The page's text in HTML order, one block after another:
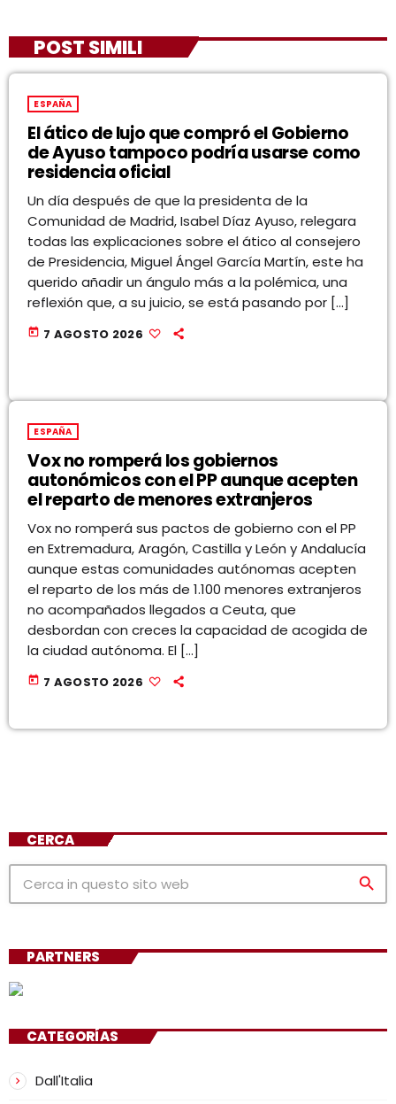
POST SIMILI
ESPAÑA
El ático de lujo que compró el Gobierno
de Ayuso tampoco podría usarse como
residencia oficial
Un día después de que la presidenta de la
Comunidad de Madrid, Isabel Díaz Ayuso, relegara
todas las explicaciones sobre el ático al consejero
de Presidencia, Miguel Ángel García Martín, este ha
querido añadir un ángulo más a la polémica, una
reflexión que, a su juicio, se está pasando por […]
today 7 AGOSTO 2026
ESPAÑA
Vox no romperá los gobiernos
autonómicos con el PP aunque acepten
el reparto de menores extranjeros
Vox no romperá sus pactos de gobierno con el PP
en Extremadura, Aragón, Castilla y León y Andalucía
aunque estas comunidades autónomas acepten
el reparto de los más de 1.100 menores extranjeros
no acompañados llegados a Ceuta, que
desbordan con creces la capacidad de acogida de
la ciudad autónoma. El […]
today 7 AGOSTO 2026
CERCA
search
PARTNERS
CATEGORÍAS
Dall'Italia